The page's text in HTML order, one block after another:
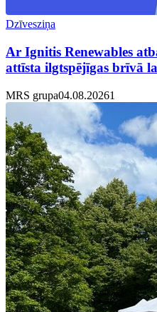
Dzīvesziņa
Ar Ignitis Renewables
attīsta ilgtspējīgas brīvā
MRS grupa04.08.20261